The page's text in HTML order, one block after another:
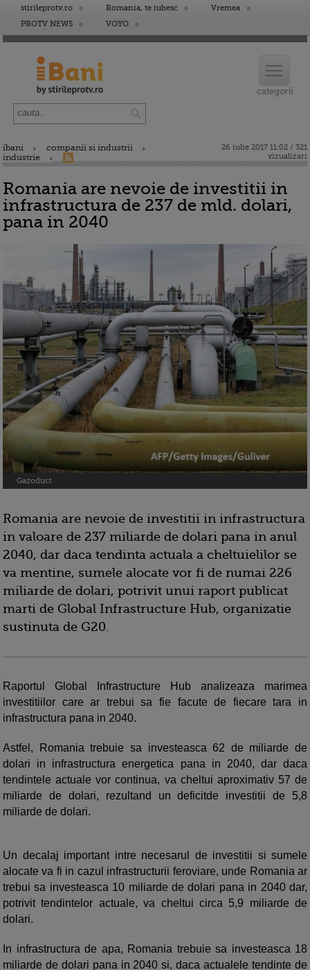
stirileprotv.ro Romania, te iubesc
Vremea
PROTV NEWS
VOYO
ibani
companii si industrii
industrie
26 iulie 2017 11:02 / 321
vizualizari
Romania are nevoie de investitii in
infrastructura de 237 de mld. dolari,
pana in 2040
Gazoduct
Romania are nevoie de investitii in infrastructura
in valoare de 237 miliarde de dolari pana in anul
2040, dar daca tendinta actuala a cheltuielilor se
va mentine, sumele alocate vor fi de numai 226
miliarde de dolari, potrivit unui raport publicat
marti de Global Infrastructure Hub, organizatie
sustinuta de G20.
Raportul Global Infrastructure Hub analizeaza marimea
investitiilor care ar trebui sa fie facute de fiecare tara in
infrastructura pana in 2040.
Astfel, Romania trebuie sa investeasca 62 de miliarde de
dolari in infrastructura energetica pana in 2040, dar daca
tendintele actuale vor continua, va cheltui aproximativ 57 de
miliarde de dolari, rezultand un deficitde investitii de 5,8
miliarde de dolari.
Un decalaj important intre necesarul de investitii si sumele
alocate va fi in cazul infrastructurii feroviare, unde Romania ar
trebui sa investeasca 10 miliarde de dolari pana in 2040 dar,
potrivit tendintelor actuale, va cheltui circa 5,9 miliarde de
dolari.
In infrastructura de apa, Romania trebuie sa investeasca 18
miliarde de dolari pana in 2040 si, daca actualele tendinte de